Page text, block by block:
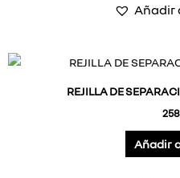
Añadir
REJILLA DE
Añadir